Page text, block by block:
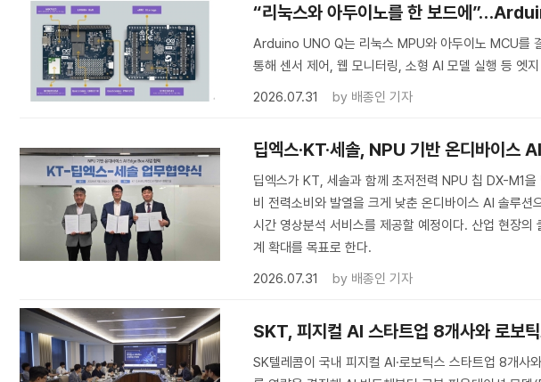
“리눅스와 아두이노를 한 보드에
Arduino UNO Q는 리눅스 MPU와 아두이노 MCU를
통해 센서 제어, 웹 모니터링, 소형 AI 모델 실행 등 엣
2026.07.31
by 배종인 기자
딥엑스·KT·세솔, NPU 기반 온디바이스
딥엑스가 KT, 세솔과 함께 초저전력 NPU 칩 DX-M1
비 전력소비와 발열을 크게 낮춘 온디바이스 AI 솔루
시간 영상분석 서비스를 제공할 예정이다. 산업 현장
계 확대를 목표로 한다.
2026.07.31
by 배종인 기자
SKT, 피지컬 AI 스타트업 8개사와 로보
SK텔레콤이 국내 피지컬 AI·로보틱스 스타트업 8개사